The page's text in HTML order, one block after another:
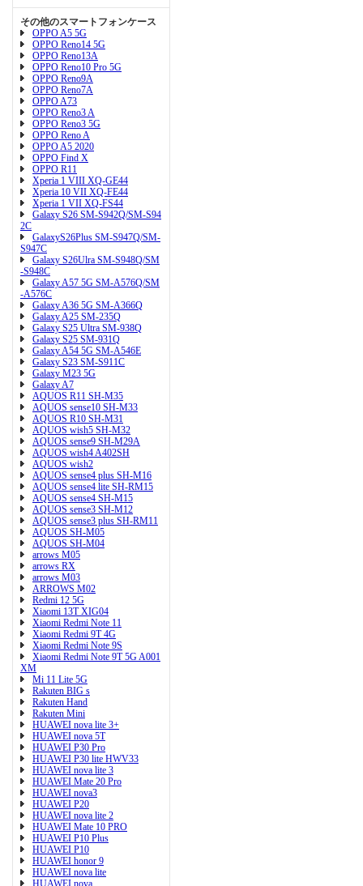
その他のスマートフォンケース
OPPO A5 5G
OPPO Reno14 5G
OPPO Reno13A
OPPO Reno10 Pro 5G
OPPO Reno9A
OPPO Reno7A
OPPO A73
OPPO Reno3 A
OPPO Reno3 5G
OPPO Reno A
OPPO A5 2020
OPPO Find X
OPPO R11
Xperia 1 VIII XQ-GE44
Xperia 10 VII XQ-FE44
Xperia 1 VII XQ-FS44
Galaxy S26 SM-S942Q/SM-S94
2C
GalaxyS26Plus SM-S947Q/SM-
S947C
Galaxy S26Ulra SM-S948Q/SM
-S948C
Galaxy A57 5G SM-A576Q/SM
-A576C
Galaxy A36 5G SM-A366Q
Galaxy A25 SM-235Q
Galaxy S25 Ultra SM-938Q
Galaxy S25 SM-931Q
Galaxy A54 5G SM-A546E
Galaxy S23 SM-S911C
Galaxy M23 5G
Galaxy A7
AQUOS R11 SH-M35
AQUOS sense10 SH-M33
AQUOS R10 SH-M31
AQUOS wish5 SH-M32
AQUOS sense9 SH-M29A
AQUOS wish4 A402SH
AQUOS wish2
AQUOS sense4 plus SH-M16
AQUOS sense4 lite SH-RM15
AQUOS sense4 SH-M15
AQUOS sense3 SH-M12
AQUOS sense3 plus SH-RM11
AQUOS SH-M05
AQUOS SH-M04
arrows M05
arrows RX
arrows M03
ARROWS M02
Redmi 12 5G
Xiaomi 13T XIG04
Xiaomi Redmi Note 11
Xiaomi Redmi 9T 4G
Xiaomi Redmi Note 9S
Xiaomi Redmi Note 9T 5G A001
XM
Mi 11 Lite 5G
Rakuten BIG s
Rakuten Hand
Rakuten Mini
HUAWEI nova lite 3+
HUAWEI nova 5T
HUAWEI P30 Pro
HUAWEI P30 lite HWV33
HUAWEI nova lite 3
HUAWEI Mate 20 Pro
HUAWEI nova3
HUAWEI P20
HUAWEI nova lite 2
HUAWEI Mate 10 PRO
HUAWEI P10 Plus
HUAWEI P10
HUAWEI honor 9
HUAWEI nova lite
HUAWEI nova